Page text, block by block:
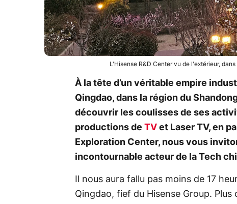
L'Hisense R&D Center vu de l'extérieur,
À la tête d’un véritable empire
Qingdao, dans la région du
découvrir les coulisses de ses
productions de TV et Laser TV, en
Exploration Center, nous vous
incontournable acteur de la Tech
Il nous aura fallu pas moins de 17
Qingdao, fief du Hisense Group.